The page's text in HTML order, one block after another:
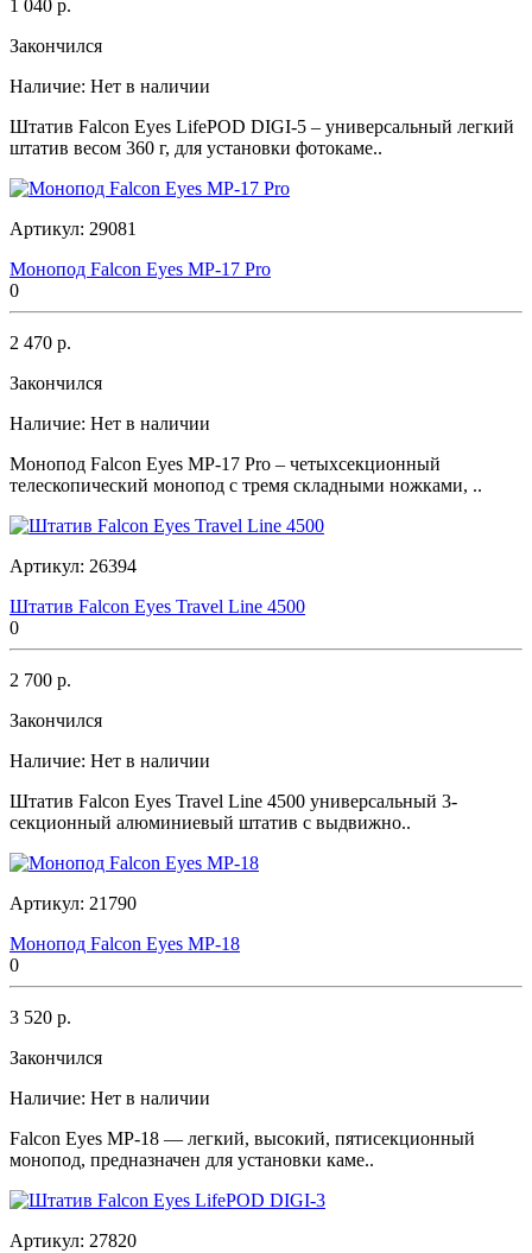
1 040 р.
Закончился
Наличие: Нет в наличии
Штатив Falcon Eyes LifePOD DIGI-5 – универсальный легкий
штатив весом 360 г, для установки фотокаме..
Артикул: 29081
Монопод Falcon Eyes MP-17 Pro
0
2 470 р.
Закончился
Наличие: Нет в наличии
Монопод Falcon Eyes MP-17 Pro – четыхсекционный
телескопический монопод с тремя складными ножками, ..
Артикул: 26394
Штатив Falcon Eyes Travel Line 4500
0
2 700 р.
Закончился
Наличие: Нет в наличии
Штатив Falcon Eyes Travel Line 4500 универсальный 3-
секционный алюминиевый штатив с выдвижно..
Артикул: 21790
Монопод Falcon Eyes MP-18
0
3 520 р.
Закончился
Наличие: Нет в наличии
Falcon Eyes MP-18 — легкий, высокий, пятисекционный
монопод, предназначен для установки каме..
Артикул: 27820